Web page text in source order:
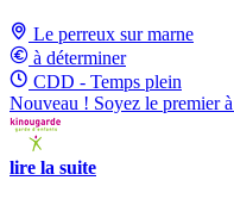
Le perreux sur marne
à déterminer
CDD - Temps plein
Nouveau ! Soyez le premier
lire la suite